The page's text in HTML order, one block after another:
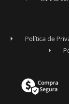
Política de